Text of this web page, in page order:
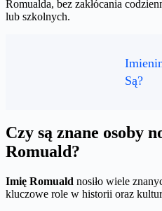
Romualda, bez zakłócania
lub szkolnych.
Są?
Czy są znane osoby
Romuald?
Imię Romuald nosiło wiele
kluczowe role w historii oraz